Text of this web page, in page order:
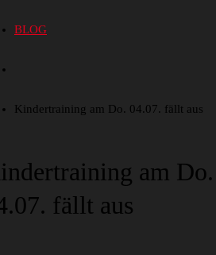
BLOG
Kindertraining am Do. 04.07. fällt aus
am Do.
fällt aus